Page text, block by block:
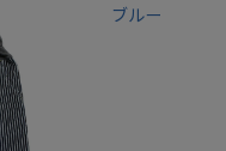
ブルー